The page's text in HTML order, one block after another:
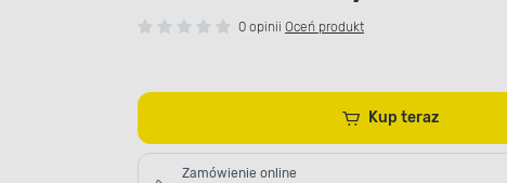
0 opinii Oceń produkt
Kup teraz
Zamówienie online